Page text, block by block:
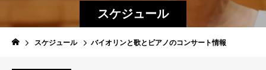
スケジュール
スケジュール バイオリンと歌とピアノのコンサート情報